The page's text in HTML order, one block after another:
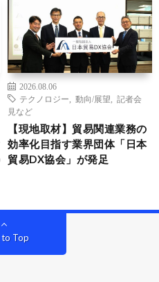
2026.08.06
テクノロジー
動向/展望
記者会
見など
【現地取材】貿易関連業務の
効率化目指す業界団体「日本
貿易DX協会」が発足
to Top